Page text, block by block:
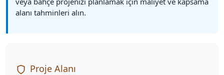
alanı tahminleri alın.
Proje Alanı